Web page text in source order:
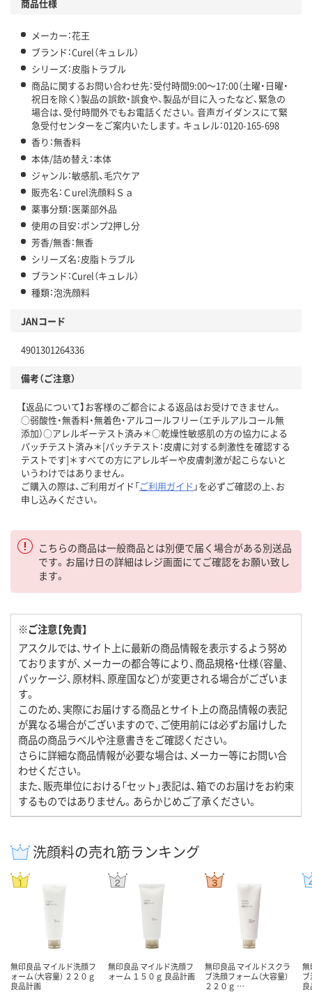
商品仕様
メーカー：花王
ブランド：Curel（キュレル）
シリーズ：皮脂トラブル
商品に関するお問い合わせ先：受付時間9:00～17:00（土曜・日曜・
祝日を除く）製品の誤飲・誤食や、製品が目に入ったなど、緊急の
場合は、受付時間外でもお電話ください。音声ガイダンスにて緊
急受付センターをご案内いたします。キュレル：0120-165-698
香り：無香料
本体/詰め替え：本体
ジャンル：敏感肌、毛穴ケア
販売名：Ｃurel洗顔料Ｓａ
薬事分類：医薬部外品
使用の目安：ポンプ2押し分
芳香/無香：無香
シリーズ名：皮脂トラブル
ブランド：Curel（キュレル）
種類：泡洗顔料
JANコード
4901301264336
備考（ご注意）
【返品について】お客様のご都合による返品はお受けできません。
○弱酸性・無香料・無着色・アルコールフリー（エチルアルコール無
添加）○アレルギーテスト済み＊○乾燥性敏感肌の方の協力による
パッチテスト済み＊[パッチテスト：皮膚に対する刺激性を確認する
テストです]＊すべての方にアレルギーや皮膚刺激が起こらないと
いうわけではありません。
ご購入の際は、ご利用ガイド「ご利用ガイド 」を必ずご確認の上、お
申し込みください。
こちらの商品は一般商品とは別便で届く場合がある別送品
です。お届け日の詳細はレジ画面にてご確認をお願い致し
ます。
※ご注意【免責】
アスクルでは、サイト上に最新の商品情報を表示するよう努め
ておりますが、メーカーの都合等により、商品規格・仕様（容量、
パッケージ、原材料、原産国など）が変更される場合がございま
す。
このため、実際にお届けする商品とサイト上の商品情報の表記
が異なる場合がございますので、ご使用前には必ずお届けした
商品の商品ラベルや注意書きをご確認ください。
さらに詳細な商品情報が必要な場合は、メーカー等にお問い合
わせください。
また、販売単位における「セット」表記は、箱でのお届けをお約束
するものではありません。あらかじめご了承ください。
洗顔料の売れ筋ランキング
無印良品 マイルド洗顔フ
ォーム（大容量） ２２０ｇ
良品計画
無印良品 マイルド洗顔フ
ォーム １５０ｇ 良品計画
無印良品 マイルドスクラ
ブ洗顔フォーム（大容量）
２２０ｇ …
無